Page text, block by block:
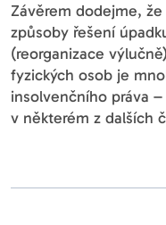
Závěrem dodejme,
způsoby řešení
(reorganizace
fyzických osob je
insolvenčního práva –
v některém z dalších